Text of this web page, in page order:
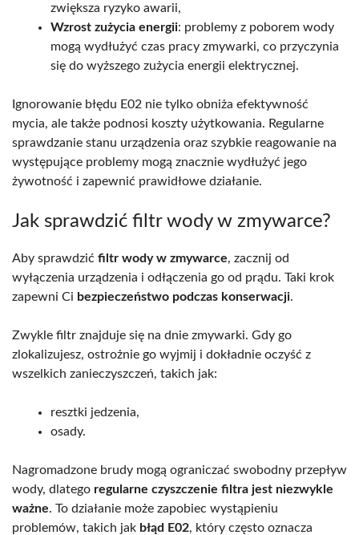
zwiększa ryzyko awarii,
Wzrost zużycia energii: problemy z poborem wody
mogą wydłużyć czas pracy zmywarki, co przyczynia
się do wyższego zużycia energii elektrycznej.
Ignorowanie błędu E02 nie tylko obniża efektywność
mycia, ale także podnosi koszty użytkowania. Regularne
sprawdzanie stanu urządzenia oraz szybkie reagowanie na
występujące problemy mogą znacznie wydłużyć jego
żywotność i zapewnić prawidłowe działanie.
Jak sprawdzić filtr wody w zmywarce?
Aby sprawdzić filtr wody w zmywarce, zacznij od
wyłączenia urządzenia i odłączenia go od prądu. Taki krok
zapewni Ci bezpieczeństwo podczas konserwacji.
Zwykle filtr znajduje się na dnie zmywarki. Gdy go
zlokalizujesz, ostrożnie go wyjmij i dokładnie oczyść z
wszelkich zanieczyszczeń, takich jak:
resztki jedzenia,
osady.
Nagromadzone brudy mogą ograniczać swobodny przepływ
wody, dlatego regularne czyszczenie filtra jest niezwykle
ważne. To działanie może zapobiec wystąpieniu
problemów, takich jak błąd E02, który często oznacza